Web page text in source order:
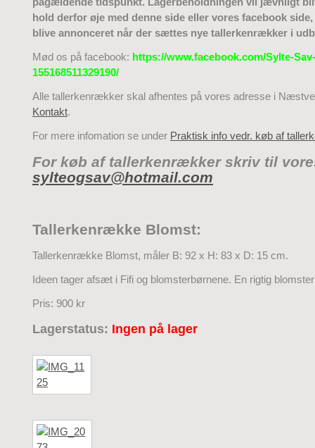
hold derfor øje med denne side eller vores facebook
blive annonceret når der sættes nye tallerkenrækker i
Mød os på facebook: https://www.facebook.com/Sylte-Sav-
155168511329190/
Alle tallerkenrækker skal afhentes på vores adresse i
Kontakt.
For mere infomation se under Praktisk info vedr. køb af
For køb af tallerkenrækker skriv til
sylteogsav@hotmail.com
Tallerkenrække Blomst:
Tallerkenrække Blomst, måler B: 92 x H: 83 x D: 15 cm.
Ideen tager afsæt i Fifi og blomsterbørnene. En rigtig
Pris: 900 kr
Lagerstatus: Ingen på lager